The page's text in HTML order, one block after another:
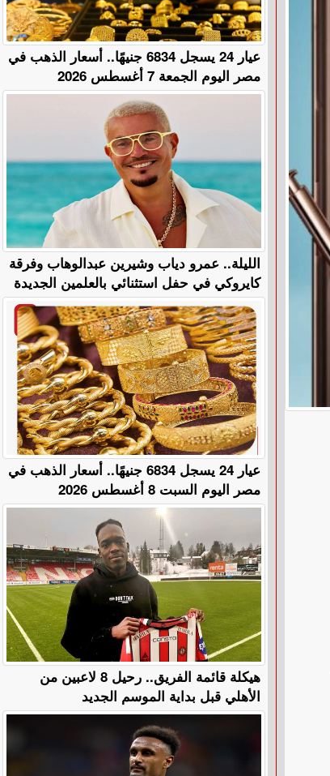
عيار 24 يسجل 6834 جنيهًا.. أسعار الذهب في
مصر اليوم الجمعة 7 أغسطس 2026
الليلة.. عمرو دياب وشيرين عبدالوهاب وفرقة
كايروكي في حفل استثنائي بالعلمين الجديدة
عيار 24 يسجل 6834 جنيهًا.. أسعار الذهب في
مصر اليوم السبت 8 أغسطس 2026
هيكلة قائمة الفريق.. رحيل 8 لاعبين من
الأهلي قبل بداية الموسم الجديد